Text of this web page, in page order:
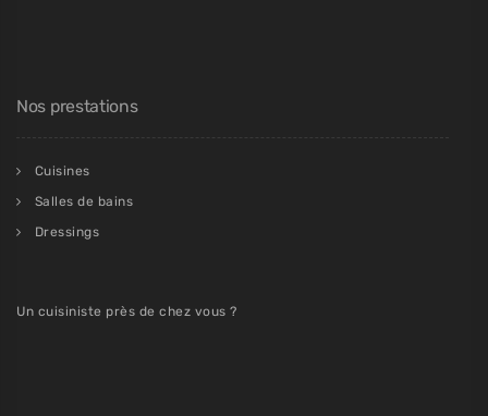
Nos prestations
Cuisines
Salles de bains
Dressings
Un cuisiniste près de chez vous ?